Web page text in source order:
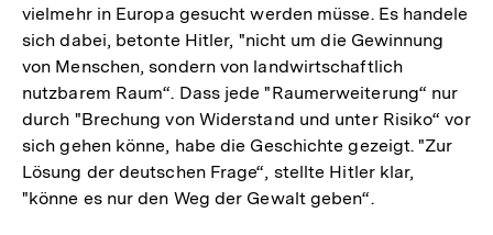
vielmehr in Europa gesucht werden müsse. Es handele
sich dabei, betonte Hitler, "nicht um die Gewinnung
von Menschen, sondern von landwirtschaftlich
nutzbarem Raum“. Dass jede "Raumerweiterung“ nur
durch "Brechung von Widerstand und unter Risiko“ vor
sich gehen könne, habe die Geschichte gezeigt. "Zur
Lösung der deutschen Frage“, stellte Hitler klar,
"könne es nur den Weg der Gewalt geben“.